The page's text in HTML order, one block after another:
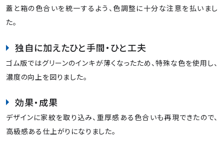
蓋と箱の色合いを統一するよう、色調整に十分な注意を払いまし
た。
独自に加えたひと手間・ひと工夫
ゴム版ではグリーンのインキが薄くなったため、特殊な色を使用し、
濃度の向上を図りました。
効果・成果
デザインに家紋を取り込み、重厚感ある色合いも再現できたので、
高級感ある仕上がりになりました。